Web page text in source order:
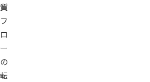
質
フ
ロ
ー
の
転